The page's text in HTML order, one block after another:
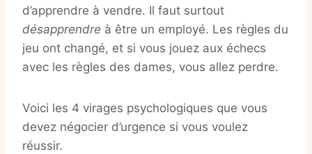
d’apprendre à vendre. Il faut surtout
désapprendre à être un employé. Les règles du
jeu ont changé, et si vous jouez aux échecs
avec les règles des dames, vous allez perdre.
Voici les 4 virages psychologiques que vous
devez négocier d’urgence si vous voulez
réussir.